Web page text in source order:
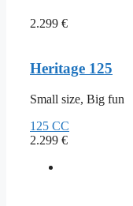
2.299 €
Heritage 125
Small size, Big fun
125 CC
2.299 €